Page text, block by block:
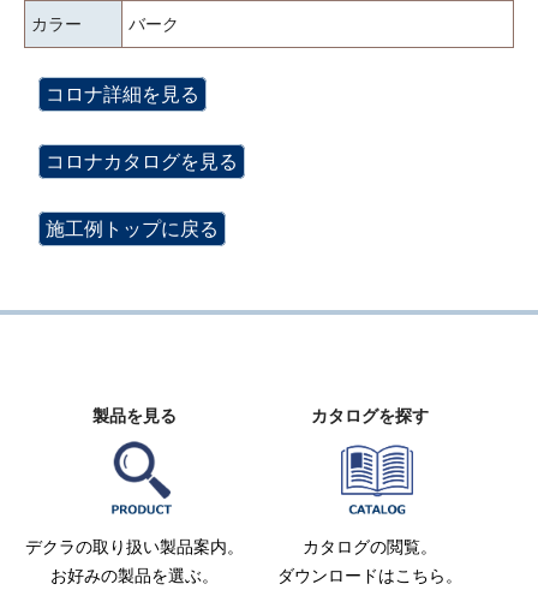
カラー バーク
コロナ詳細を見る
コロナカタログを見る
施工例トップに戻る
製品を見る
デクラの取り扱い製品案内。
お好みの製品を選ぶ。
カタログを探す
カタログの閲覧。
ダウンロードはこちら。